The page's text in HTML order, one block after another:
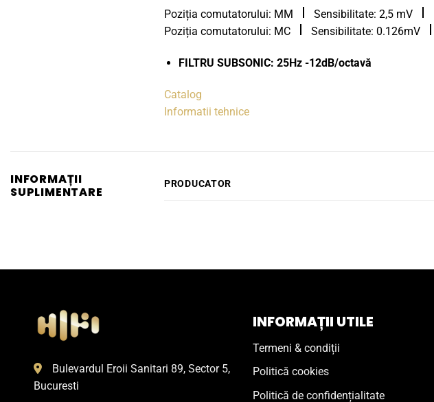
Poziția comutatorului: MM Sensibilitate: 2,5 mV
Poziția comutatorului: MC
Sensibilitate: 0.126mV
FILTRU SUBSONIC: 25Hz -12dB/octavă
Catalog
Informatii tehnice
INFORMAȚII
SUPLIMENTARE
PRODUCATOR
Bulevardul Eroii Sanitari 89, Sector 5,
Bucuresti
INFORMAȚII UTILE
Termeni & condiții
Politică cookies
Politică de confidențialitate